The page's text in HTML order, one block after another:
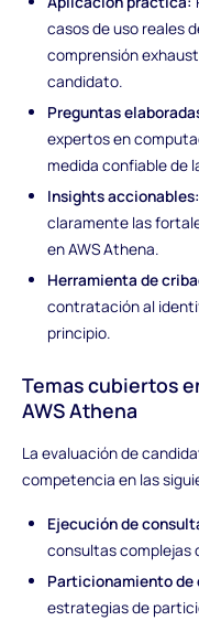
casos de uso reales
comprensión
candidato.
Preguntas
expertos en
medida confiable de
Insights accionables:
claramente las
en AWS Athena.
Herramienta de
contratación al
principio.
Temas cubiertos
AWS Athena
La evaluación de
competencia en las
Ejecución de
consultas complejas
Particionamiento de
estrategias de